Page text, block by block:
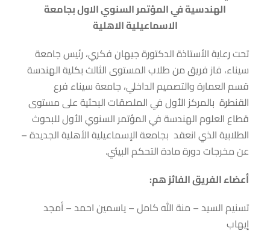
الهندسية في المؤتمر السنوي الاول بجامعة
الاسماعيلية الاهلية
تحت رعاية الأستاذة الدكتورة جيهان فكري، رئيس جامعة
سيناء، فاز فريق من طلاب المستوى الثالث بكلية الهندسة
قسم العمارة والتصميم الداخلي، جامعة سيناء فرع
القنطرة بالمركز الأول في الملصقات البحثية على مستوى
قطاع العلوم الهندسة في المؤتمر السنوي الأول للبحوث
الطلابية الذي انعقد بجامعة الإسماعيلية الأهلية الجديدة –
عن مخرجات دورة مادة التحكم البيئي.
أعضاء الفريق الفائز هم:
تسنيم السيد – منة الله كامل – ياسمين احمد – أمجد
إيهاب